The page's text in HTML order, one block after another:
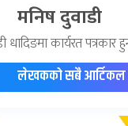
मनिष दुवाडी
धादिङमा कार्यरत पत्रकार
लेखकको सबै आर्टिकल